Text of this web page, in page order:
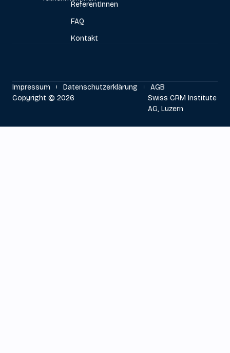
ReferentInnen
FAQ
Kontakt
Copyright © 2026
Swiss CRM Institute
AG, Luzern
Impressum Datenschutzerklärung AGB